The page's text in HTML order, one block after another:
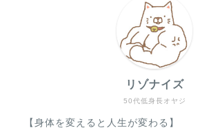
50代低身長オヤジ
リゾナイズ
【身体を変えると人生が変わる】